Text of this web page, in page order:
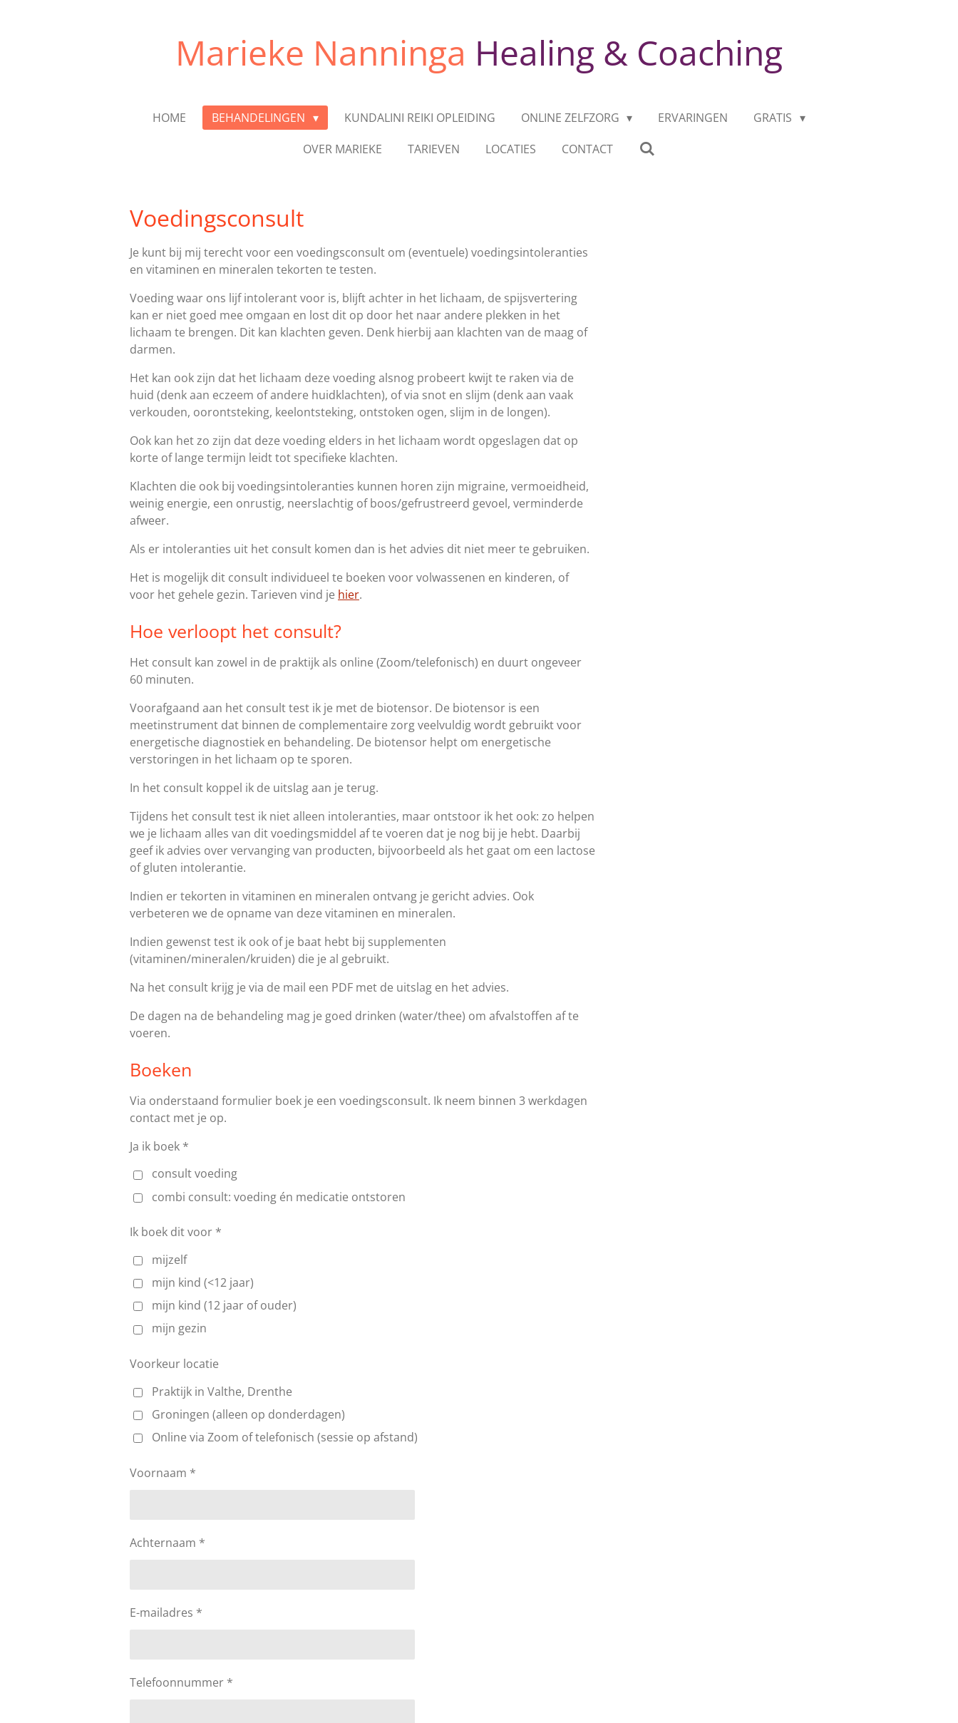
Marieke Nanninga Healing & Coaching
HOME BEHANDELINGEN KUNDALINI REIKI OPLEIDING ONLINE ZELFZORG ERVARINGEN
GRATIS
OVER MARIEKE
TARIEVEN LOCATIES CONTACT
Voedingsconsult
Je kunt bij mij terecht voor een voedingsconsult om (eventuele) voedingsintoleranties
en vitaminen en mineralen tekorten te testen.
Voeding waar ons lijf intolerant voor is, blijft achter in het lichaam, de spijsvertering
kan er niet goed mee omgaan en lost dit op door het naar andere plekken in het
lichaam te brengen. Dit kan klachten geven. Denk hierbij aan klachten van de maag of
darmen.
Het kan ook zijn dat het lichaam deze voeding alsnog probeert kwijt te raken via de
huid (denk aan eczeem of andere huidklachten), of via snot en slijm (denk aan vaak
verkouden, oorontsteking, keelontsteking, ontstoken ogen, slijm in de longen).
Ook kan het zo zijn dat deze voeding elders in het lichaam wordt opgeslagen dat op
korte of lange termijn leidt tot specifieke klachten.
Klachten die ook bij voedingsintoleranties kunnen horen zijn migraine, vermoeidheid,
weinig energie, een onrustig, neerslachtig of boos/gefrustreerd gevoel, verminderde
afweer.
Als er intoleranties uit het consult komen dan is het advies dit niet meer te gebruiken.
Het is mogelijk dit consult individueel te boeken voor volwassenen en kinderen, of
voor het gehele gezin. Tarieven vind je hier.
Hoe verloopt het consult?
Het consult kan zowel in de praktijk als online (Zoom/telefonisch) en duurt ongeveer
60 minuten.
Voorafgaand aan het consult test ik je met de biotensor. De biotensor is een
meetinstrument dat binnen de complementaire zorg veelvuldig wordt gebruikt voor
energetische diagnostiek en behandeling. De biotensor helpt om energetische
verstoringen in het lichaam op te sporen.
In het consult koppel ik de uitslag aan je terug.
Tijdens het consult test ik niet alleen intoleranties, maar ontstoor ik het ook: zo helpen
we je lichaam alles van dit voedingsmiddel af te voeren dat je nog bij je hebt. Daarbij
geef ik advies over vervanging van producten, bijvoorbeeld als het gaat om een lactose
of gluten intolerantie.
Indien er tekorten in vitaminen en mineralen ontvang je gericht advies. Ook
verbeteren we de opname van deze vitaminen en mineralen.
Indien gewenst test ik ook of je baat hebt bij supplementen
(vitaminen/mineralen/kruiden) die je al gebruikt.
Na het consult krijg je via de mail een PDF met de uitslag en het advies.
De dagen na de behandeling mag je goed drinken (water/thee) om afvalstoffen af te
voeren.
Boeken
Via onderstaand formulier boek je een voedingsconsult. Ik neem binnen 3 werkdagen
contact met je op.
Ja ik boek *
consult voeding
combi consult: voeding én medicatie ontstoren
Ik boek dit voor *
mijzelf
mijn kind (<12 jaar)
mijn kind (12 jaar of ouder)
mijn gezin
Voorkeur locatie
Praktijk in Valthe, Drenthe
Groningen (alleen op donderdagen)
Online via Zoom of telefonisch (sessie op afstand)
Voornaam *
Achternaam *
E-mailadres *
Telefoonnummer *